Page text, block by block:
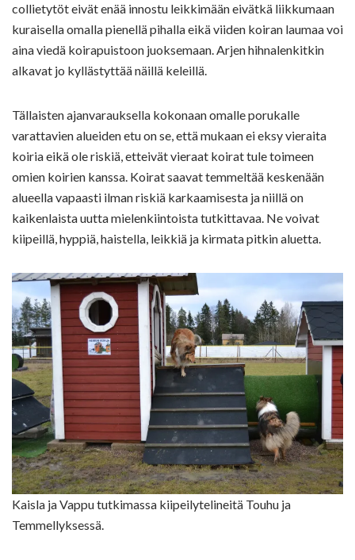
collietytöt eivät enää innostu leikkimään eivätkä liikkumaan
kuraisella omalla pienellä pihalla eikä viiden koiran laumaa voi
aina viedä koirapuistoon juoksemaan. Arjen hihnalenkitkin
alkavat jo kyllästyttää näillä keleillä.
Tällaisten ajanvarauksella kokonaan omalle porukalle
varattavien alueiden etu on se, että mukaan ei eksy vieraita
koiria eikä ole riskiä, etteivät vieraat koirat tule toimeen
omien koirien kanssa. Koirat saavat temmeltää keskenään
alueella vapaasti ilman riskiä karkaamisesta ja niillä on
kaikenlaista uutta mielenkiintoista tutkittavaa. Ne voivat
kiipeillä, hyppiä, haistella, leikkiä ja kirmata pitkin aluetta.
Kaisla ja Vappu tutkimassa kiipeilytelineitä Touhu ja
Temmellyksessä.